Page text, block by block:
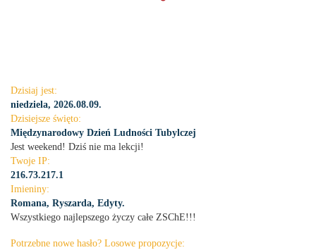
Dzisiaj jest:
niedziela, 2026.08.09.
Dzisiejsze święto:
Międzynarodowy Dzień Ludności Tubylczej
Jest weekend! Dziś nie ma lekcji!
Twoje IP:
216.73.217.1
Imieniny:
Romana, Ryszarda, Edyty.
Wszystkiego najlepszego życzy całe ZSChE!!!
Potrzebne nowe hasło? Losowe propozycje: